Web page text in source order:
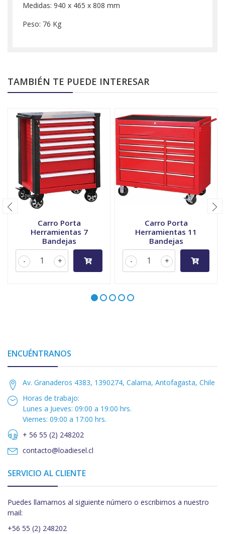
Medidas: 940 x 465 x 808 mm
Peso: 76 Kg
TAMBIÉN TE PUEDE INTERESAR
Carro Porta
Herramientas 7
Bandejas
+
-
Carro Porta
Herramientas 11
Bandejas
+
-
ENCUÉNTRANOS
Av. Granaderos 4383, 1390274, Calama, Antofagasta, Chile
Horas de trabajo:
Lunes a Jueves: 09:00 a 19:00 hrs.
Viernes: 09:00 a 17:00 hrs.
+ 56 55 (2) 248202
contacto@loadiesel.cl
SERVICIO AL CLIENTE
Puedes llamarnos al siguiente número o escribirnos a nuestro
mail:
+56 55 (2) 248202